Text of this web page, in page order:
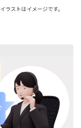
ストはイメージです。